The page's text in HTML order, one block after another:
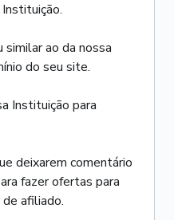
similar ao da nossa
do seu site.
Instituição para
deixarem comentário
fazer ofertas para
afiliado.